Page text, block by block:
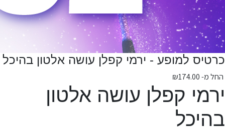
כרטיס למופע - ירמי קפלן עושה אלטון בהיכל
החל מ- ₪174.00
ירמי קפלן עושה אלטון
בהיכל